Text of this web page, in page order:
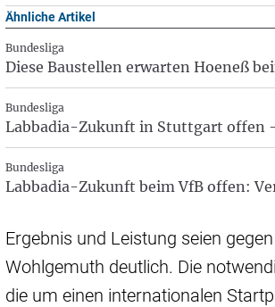
Ähnliche Artikel
Bundesliga
Diese Baustellen erwarten Hoeneß
Bundesliga
Labbadia-Zukunft in Stuttgart offen
Bundesliga
Labbadia-Zukunft beim VfB offen:
Ergebnis und Leistung seien
Wohlgemuth deutlich. Die
die um einen internationalen